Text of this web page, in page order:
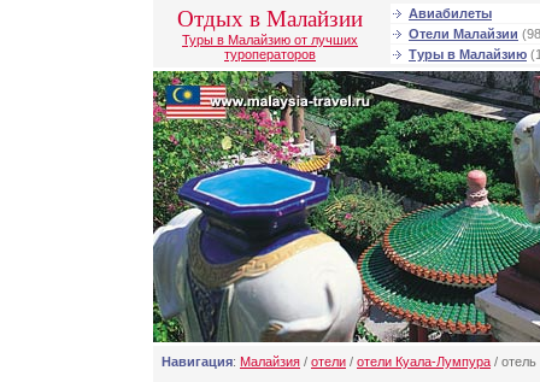
Отдых в Малайзии
Туры в Малайзию от лучших
туроператоров
Авиабилеты
Отели Малайзии
Туры в Малайзию
Навигация: Малайзия / отели / отели Куала-Лумпура /